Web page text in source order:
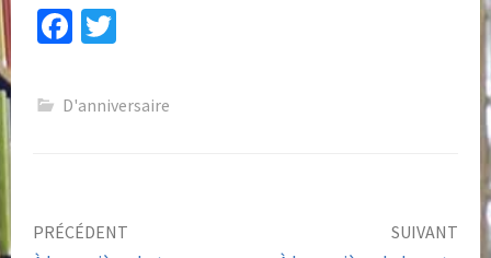
Fa
b tt
D'anniversaire
Post
PRÉCÉDENT SUIVANT